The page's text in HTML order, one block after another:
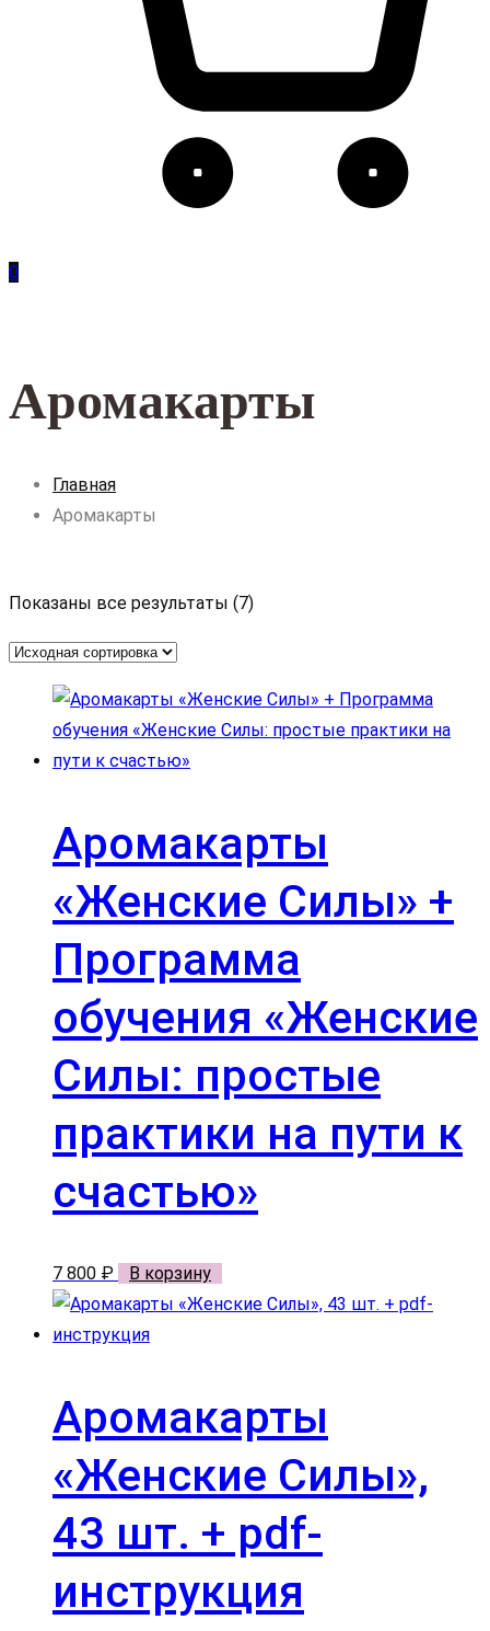
0
Аромакарты
Главная
Аромакарты
Показаны все результаты (7)
Аромакарты
«Женские Силы» +
Программа
обучения «Женские
Силы: простые
практики на пути к
счастью»
7 800 ₽ В корзину
Аромакарты
«Женские Силы»,
43 шт. + pdf-
инструкция